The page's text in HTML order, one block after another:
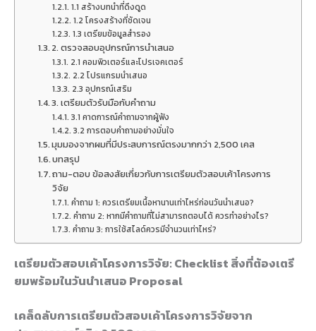
1.1 สร้างบทนำที่ดึงดูด
1.2 โครงสร้างที่ชัดเจน
1.3 เตรียมข้อมูลสำรอง
2. ตรวจสอบอุปกรณ์การนำเสนอ
2.1 คอมพิวเตอร์และโปรเจคเตอร์
2.2 โปรแกรมนำเสนอ
2.3 อุปกรณ์เสริม
3. เตรียมตัวรับมือกับคำถาม
3.1 คาดการณ์คำถามจากผู้ฟัง
3.2 การตอบคำถามอย่างมั่นใจ
มุมมองจากผมที่มีประสบการณ์ตรงมากกว่า 2,500 เคส
บทสรุป
ถาม-ตอบ ข้อสงสัยเกี่ยวกับการเตรียมตัวสอบเค้าโครงการ
วิจัย
คำถาม 1: ควรเตรียมเนื้อหานานเท่าไหร่ก่อนวันนำเสนอ?
คำถาม 2: หากมีคำถามที่ไม่สามารถตอบได้ ควรทำอย่างไร?
คำถาม 3: การใช้สไลด์ควรมีจำนวนเท่าไหร่?
เตรียมตัวสอบเค้าโครงการวิจัย: Checklist สิ่งที่ต้องเตรี
ยมพร้อมในวันนำเสนอ Proposal
เคล็ดลับการเตรียมตัวสอบเค้าโครงการวิจัยจาก